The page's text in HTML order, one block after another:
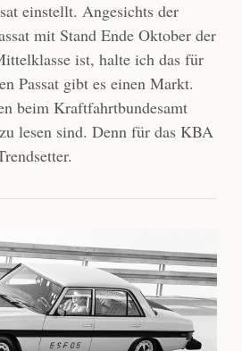
einstellt. Angesichts der
mit Stand Ende Oktober der
ist, halte ich das für
Passat gibt es einen Markt.
beim Kraftfahrtbundesamt
lesen sind. Denn für das KBA